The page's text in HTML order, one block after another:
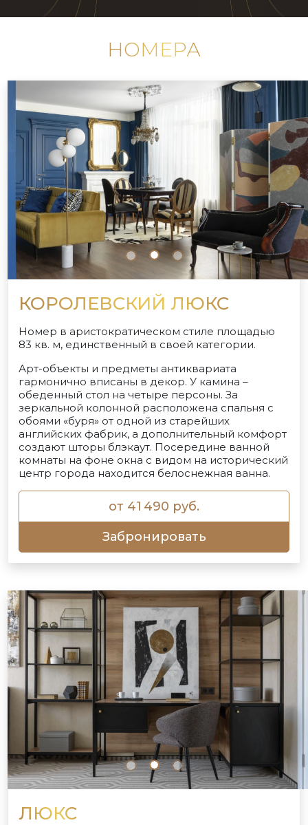
НОМЕРА
КОРОЛЕВСКИЙ ЛЮКС
Номер в аристократическом стиле площадью
83 кв. м, единственный в своей категории.
Арт-объекты и предметы антиквариата
гармонично вписаны в декор. У камина –
обеденный стол на четыре персоны. За
зеркальной колонной расположена спальня с
обоями «буря» от одной из старейших
английских фабрик, а дополнительный комфорт
создают шторы блэкаут. Посередине ванной
комнаты на фоне окна с видом на исторический
центр города находится белоснежная ванна.
от 41 490 руб.
Забронировать
ЛЮКС